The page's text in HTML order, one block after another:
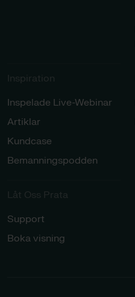
Inspiration​
Inspelade Live-Webinar
Artiklar
Kundcase
Bemanningspodden
Låt Oss Prata​
Support
Boka visning